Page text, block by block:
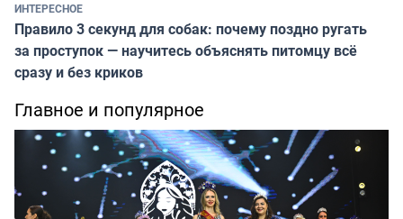
ИНТЕРЕСНОЕ
Правило 3 секунд для собак: почему поздно ругать
за проступок — научитесь объяснять питомцу всё
сразу и без криков
Главное и популярное